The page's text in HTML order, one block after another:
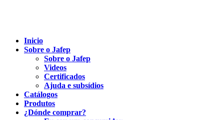
Inicio
Sobre o Jafep
Sobre o Jafep
Videos
Certificados
Ajuda e subsídios
Catálogos
Produtos
¿Dónde comprar?